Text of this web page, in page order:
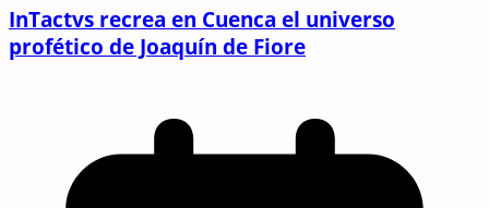
InTactvs recrea en Cuenca el universo
profético de Joaquín de Fiore